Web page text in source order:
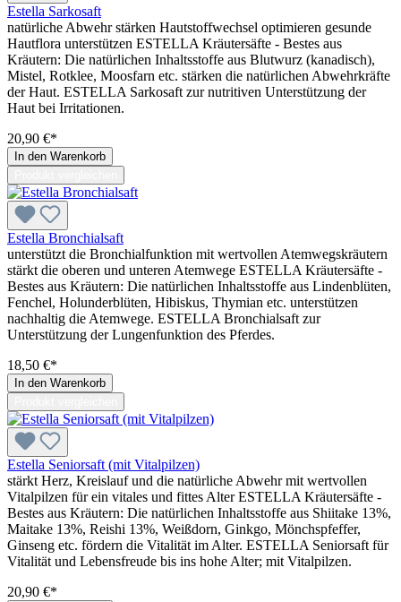
Estella Sarkosaft
natürliche Abwehr stärken Hautstoffwechsel optimieren gesunde
Hautflora unterstützen ESTELLA Kräutersäfte - Bestes aus
Kräutern: Die natürlichen Inhaltsstoffe aus Blutwurz (kanadisch),
Mistel, Rotklee, Moosfarn etc. stärken die natürlichen Abwehrkräfte
der Haut. ESTELLA Sarkosaft zur nutritiven Unterstützung der
Haut bei Irritationen.
20,90 €*
In den Warenkorb
Estella Bronchialsaft
unterstützt die Bronchialfunktion mit wertvollen Atemwegskräutern
stärkt die oberen und unteren Atemwege ESTELLA Kräutersäfte -
Bestes aus Kräutern: Die natürlichen Inhaltsstoffe aus Lindenblüten,
Fenchel, Holunderblüten, Hibiskus, Thymian etc. unterstützen
nachhaltig die Atemwege. ESTELLA Bronchialsaft zur
Unterstützung der Lungenfunktion des Pferdes.
18,50 €*
In den Warenkorb
Estella Seniorsaft (mit Vitalpilzen)
stärkt Herz, Kreislauf und die natürliche Abwehr mit wertvollen
Vitalpilzen für ein vitales und fittes Alter ESTELLA Kräutersäfte -
Bestes aus Kräutern: Die natürlichen Inhaltsstoffe aus Shiitake 13%,
Maitake 13%, Reishi 13%, Weißdorn, Ginkgo, Mönchspfeffer,
Ginseng etc. fördern die Vitalität im Alter. ESTELLA Seniorsaft für
Vitalität und Lebensfreude bis ins hohe Alter; mit Vitalpilzen.
20,90 €*